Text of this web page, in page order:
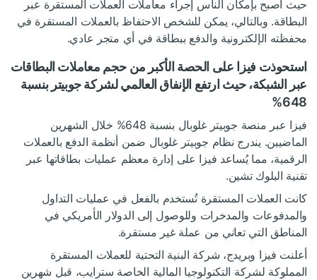
حيث أصبح بإمكان الناس إجراء معاملات العملات المستقرة عبر
البطاقة. وبالتالي، يمكن للشخص الاحتفاظ بالعملات المستقرة في
محفظته الإلكترونية والدفع ببطاقة في أي متجر عادي.
استحوذت فيزا على الحصة الأكبر من حجم معاملات البطاقات
عبر الشبكة، حيث ارتفع الإنفاق العالمي لشركة جوبيتر بنسبة
648%
فيزا عبر منصة جوبيتر غلوبال بنسبة 648% خلال الشهرين
الماضيين. يندرج نظام جوبيتر غلوبال ضمن أنظمة الدفع بالعملات
الرقمية، مما يُساعد فيزا على إدارة معظم عمليات بطاقاتها عبر
تقنية البلوك تشين.
كانت العملات المستقرة تُستخدم بالفعل في عمليات التداول
والمدفوعات والمدخرات وللوصول إلى الدولار الأمريكي في
المناطق التي تعاني من عملة غير مستقرة.
أعلنت فيزا وبريدج، شركة البنية التحتية للعملات المستقرة
المملوكة لشركة التكنولوجيا المالية الخاصة سترايب، قبل شهرين